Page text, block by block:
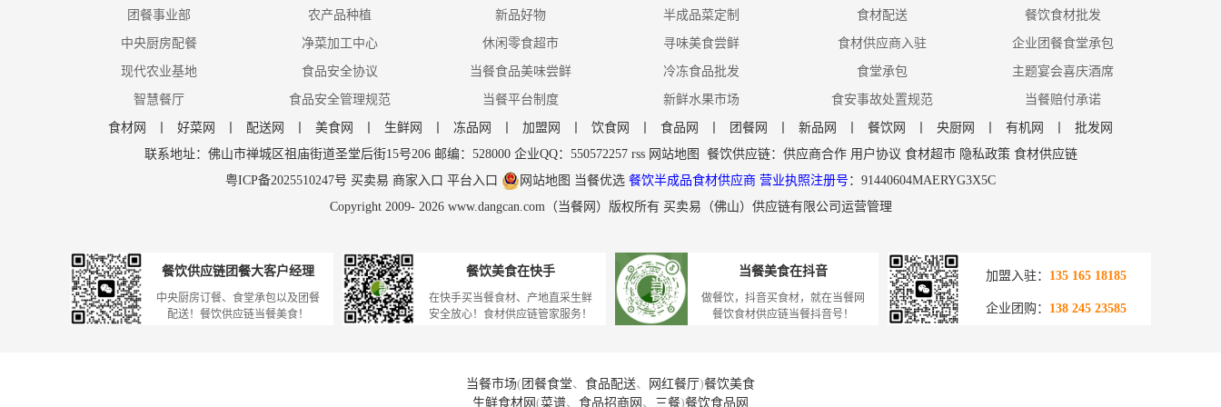
团餐事业部
中央厨房配餐
现代农业基地
智慧餐厅
农产品种植
净菜加工中心
食品安全协议
食品安全管理规范
新品好物
休闲零食超市
当餐食品美味尝鲜
当餐平台制度
半成品菜定制
寻味美食尝鲜
冷冻食品批发
新鲜水果市场
食材配送
食材供应商入驻
食堂承包
食安事故处置规范
餐饮食材批发
企业团餐食堂承包
主题宴会喜庆酒席
当餐赔付承诺
食材网 好菜网 配送网 美食网 生鲜网 冻品网 加盟网 饮食网 食品网 团餐网 新品网 餐饮网 央厨网 有机网
批发网
联系地址：佛山市禅城区祖庙街道圣堂后街15号206 邮编：528000 企业QQ：550572257 rss 网站地图 餐饮供应链： 供应商合作 用户协议 食材超市 隐私政策 食材供应链
粤ICP备2025510247号 买卖易 商家入口 平台入口 网站地图 当餐优选 餐饮半成品食材供应商 营业执照注册号 ：91440604MAERYG3X5C
Copyright 2009- 2026 www.dangcan.com（当餐网）版权所有 买卖易（佛山）供应链有限公司运营管理
餐饮供应链团餐大客户经理
中央厨房订餐、食堂承包以及团餐
配送！餐饮供应链当餐美食！
餐饮美食在快手
在快手买当餐食材、产地直采生鲜
安全放心！食材供应链管家服务！
当餐美食在抖音
做餐饮，抖音买食材，就在当餐网
餐饮食材供应链当餐抖音号！
加盟入驻： 135 165 18185
企业团购： 138 245 23585
当餐市场( 团餐食堂、 食品配送、 网红餐厅)餐饮美食
生鲜食材网 (菜谱、 食品招商网 、 三餐)餐饮食品网